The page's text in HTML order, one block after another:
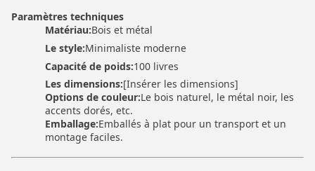
Paramètres techniques
Matériau:Bois et métal
Le style:Minimaliste moderne
Capacité de poids:100 livres
Les dimensions:[Insérer les dimensions]
Options de couleur:Le bois naturel, le métal noir, les
accents dorés, etc.
Emballage:Emballés à plat pour un transport et un
montage faciles.